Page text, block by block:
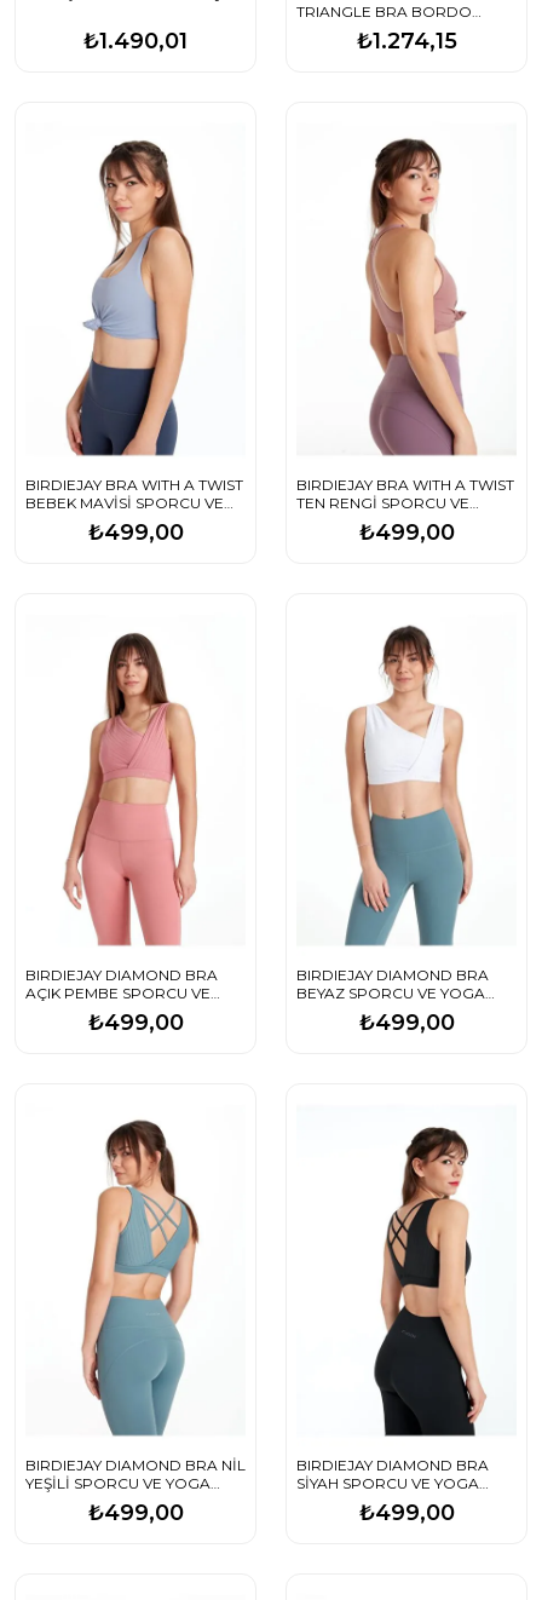
₺1.490,01
TRIANGLE BRA BORDO
SPORCU VE YOGA SÜTYENİ
₺1.274,15
BIRDIEJAY BRA WITH A TWIST
BEBEK MAVİSİ SPORCU VE
YOGA SÜTYENİ₺499,00
BIRDIEJAY BRA WITH A TWIST
TEN RENGİ SPORCU VE
YOGA SÜTYENİ₺499,00
BIRDIEJAY DIAMOND BRA
AÇIK PEMBE SPORCU VE
YOGA SÜTYENİ₺499,00
BIRDIEJAY DIAMOND BRA
BEYAZ SPORCU VE YOGA
₺499,00
BIRDIEJAY DIAMOND BRA NİL
YEŞİLİ SPORCU VE YOGA
₺499,00
BIRDIEJAY DIAMOND BRA
SİYAH SPORCU VE YOGA
₺499,00